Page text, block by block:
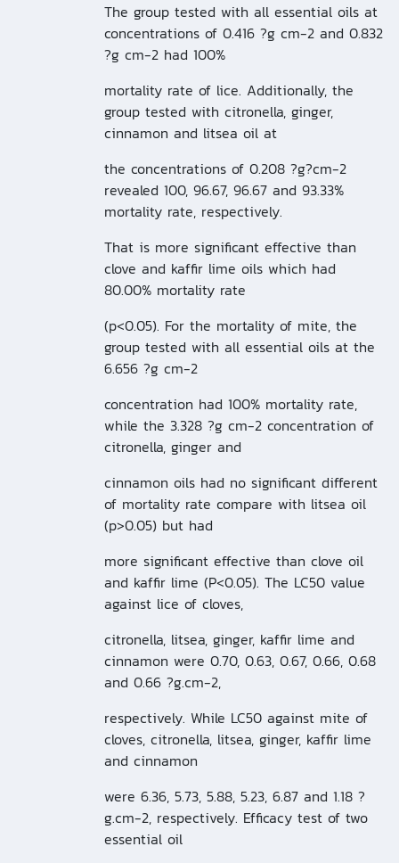
The group tested with all essential oils at
concentrations of 0.416 ?g cm-2 and 0.832
?g cm-2 had 100%
mortality rate of lice. Additionally, the
group tested with citronella, ginger,
cinnamon and litsea oil at
the concentrations of 0.208 ?g?cm-2
revealed 100, 96.67, 96.67 and 93.33%
mortality rate, respectively.
That is more significant effective than
clove and kaffir lime oils which had
80.00% mortality rate
(p<0.05). For the mortality of mite, the
group tested with all essential oils at the
6.656 ?g cm-2
concentration had 100% mortality rate,
while the 3.328 ?g cm-2 concentration of
citronella, ginger and
cinnamon oils had no significant different
of mortality rate compare with litsea oil
(p>0.05) but had
more significant effective than clove oil
and kaffir lime (P<0.05). The LC50 value
against lice of cloves,
citronella, litsea, ginger, kaffir lime and
cinnamon were 0.70, 0.63, 0.67, 0.66, 0.68
and 0.66 ?g.cm-2,
respectively. While LC50 against mite of
cloves, citronella, litsea, ginger, kaffir lime
and cinnamon
were 6.36, 5.73, 5.88, 5.23, 6.87 and 1.18 ?
g.cm-2, respectively. Efficacy test of two
essential oil